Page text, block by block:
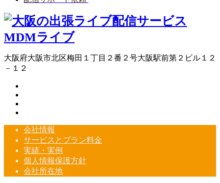
大阪府大阪市北区梅田１丁目２番２号大阪駅前第２ビル１２
－１２
会社情報
サービスとプラン料金
実績・実例
個人情報保護方針
会社所在地